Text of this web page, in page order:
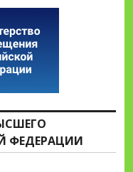
ФЕДЕРАЦИИ